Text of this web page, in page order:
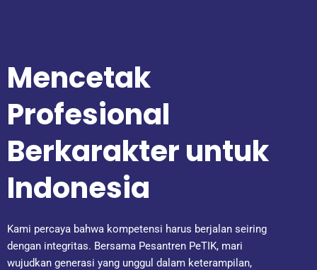
Mencetak
Profesional
Berkarakter untuk
Indonesia
Kami percaya bahwa kompetensi harus berjalan seiring
dengan integritas. Bersama Pesantren PeTIK, mari
wujudkan generasi yang unggul dalam keterampilan,